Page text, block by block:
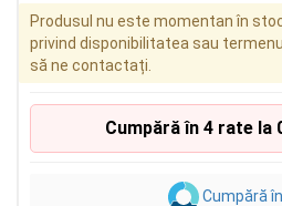
Produsul nu este momentan în
privind disponibilitatea sau
să ne contactați.
Cumpără în 4 rate la
Cumpără